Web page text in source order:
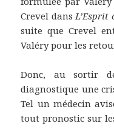
Crevel dans L’Esprit
suite que Crevel
Valéry pour les
Donc, au sortir
diagnostique une
Tel un médecin
tout pronostic sur